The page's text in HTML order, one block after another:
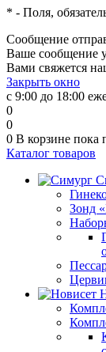
* - Поля,
Сообщение
Ваше сообщение
Вами свяжется
Закрыть окно
с 9:00 до 18:00
0
0
0 В корзине пока
Каталог товаров
Зонд